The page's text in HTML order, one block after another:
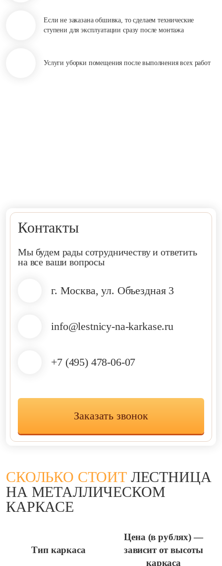
Если не заказана обшивка, то сделаем технические
ступени для эксплуатации сразу после монтажа
Услуги уборки помещения после выполнения всех работ
Контакты
Мы будем рады сотрудничеству и ответить
на все ваши вопросы
г. Москва, ул. Объездная 3
info@lestnicy-na-karkase.ru
+7 (495) 478-06-07
Заказать звонок
СКОЛЬКО СТОИТЛЕСТНИЦА
НА МЕТАЛЛИЧЕСКОМ
КАРКАСЕ
Тип каркаса
Цена (в рублях) —
зависит от высоты
каркаса